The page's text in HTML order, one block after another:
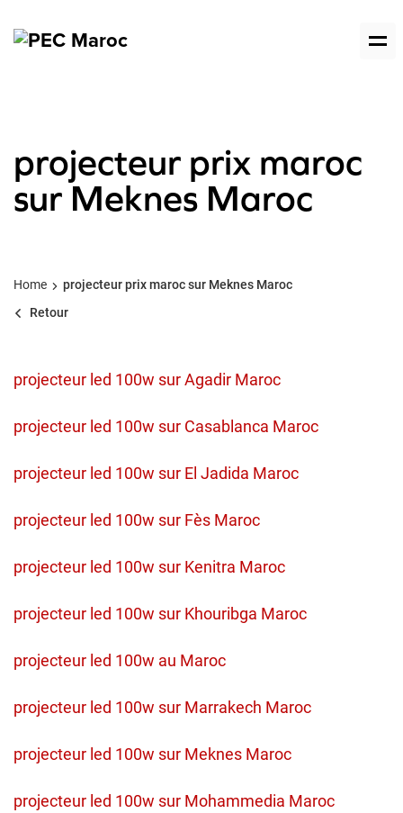
projecteur prix maroc
sur Meknes Maroc
Home
projecteur prix maroc sur Meknes Maroc
Retour
projecteur led 100w sur Agadir Maroc
projecteur led 100w sur Casablanca Maroc
projecteur led 100w sur El Jadida Maroc
projecteur led 100w sur Fès Maroc
projecteur led 100w sur Kenitra Maroc
projecteur led 100w sur Khouribga Maroc
projecteur led 100w au Maroc
projecteur led 100w sur Marrakech Maroc
projecteur led 100w sur Meknes Maroc
projecteur led 100w sur Mohammedia Maroc